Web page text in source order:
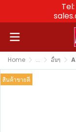
Home ... อื่นๆ
สินค้าขายดี